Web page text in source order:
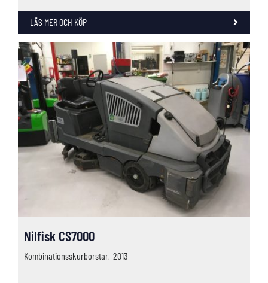
LÄS MER OCH KÖP
Nilfisk CS7000
Kombinationsskurborstar, 2013